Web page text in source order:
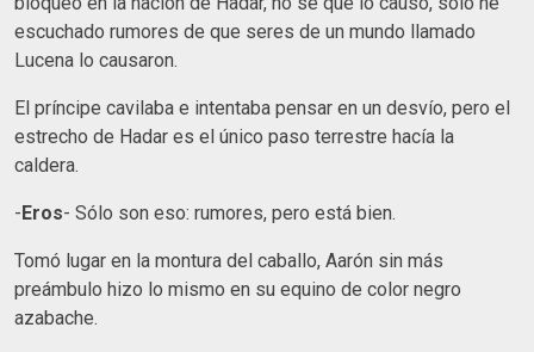
escuchado rumores de que seres de un mundo llamado
Lucena lo causaron.
El príncipe cavilaba e intentaba pensar en un desvío, pero el
estrecho de Hadar es el único paso terrestre hacía la
caldera.
-Eros- Sólo son eso: rumores, pero está bien.
Tomó lugar en la montura del caballo, Aarón sin más
preámbulo hizo lo mismo en su equino de color negro
azabache.